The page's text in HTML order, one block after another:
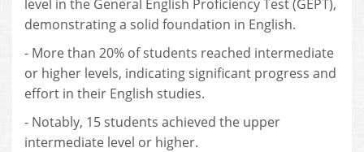
level in the General English Proficiency Test (GEPT),
demonstrating a solid foundation in English.
- More than 20% of students reached intermediate
or higher levels, indicating significant progress and
effort in their English studies.
- Notably, 15 students achieved the upper
intermediate level or higher.